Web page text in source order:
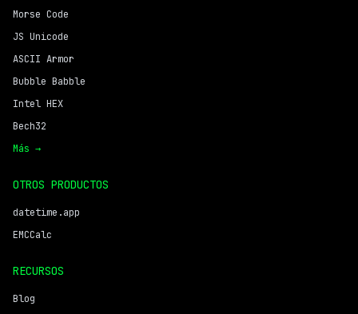
Morse Code
JS Unicode
ASCII Armor
Bubble Babble
Intel HEX
Bech32
Más →
OTROS PRODUCTOS
datetime.app
EMCCalc
RECURSOS
Blog